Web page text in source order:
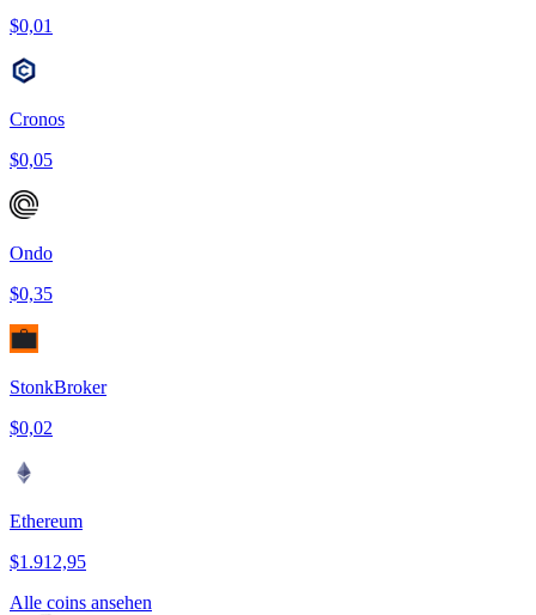
$0,01
Cronos
$0,05
Ondo
$0,35
StonkBroker
$0,02
Ethereum
$1.912,95
Alle coins ansehen